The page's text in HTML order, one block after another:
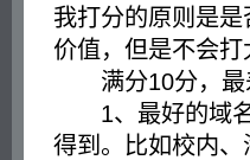
我打分的原则是
价值，但是不会打
满分10分，最
1、最好的域名
得到。比如校内、